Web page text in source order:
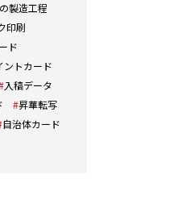
製造工程
印刷
ド
ントカード
入稿データ
昇華転写
自治体カード